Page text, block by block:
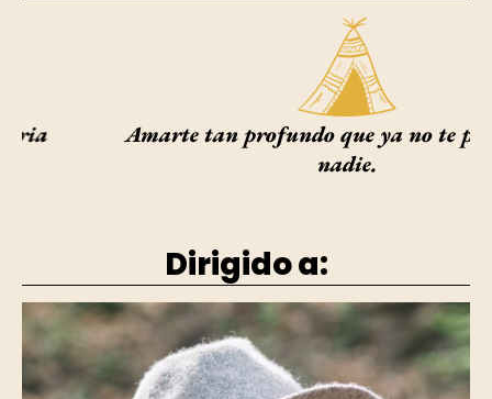
Amarte tan profundo que ya no te pierdas por
Dirigido a: